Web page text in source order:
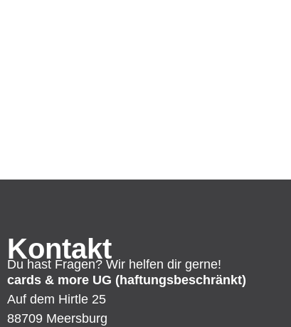
Kontakt
Du hast Fragen? Wir helfen dir gerne!
cards & more UG (haftungsbeschränkt)
Auf dem Hirtle 25
88709 Meersburg